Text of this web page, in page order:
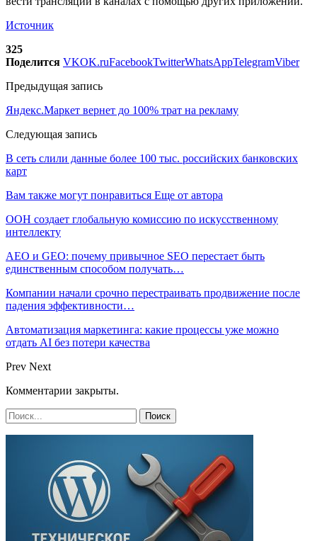
Источник
325
Поделится VKOK.ruFacebookTwitterWhatsAppTelegramViber
Предыдущая запись
Яндекс.Маркет вернет до 100% трат на рекламу
Следующая запись
В сеть слили данные более 100 тыс. российских банковских
карт
Вам также могут понравиться Еще от автора
ООН создает глобальную комиссию по искусственному
интеллекту
AEO и GEO: почему привычное SEO перестает быть
единственным способом получать…
Компании начали срочно перестраивать продвижение после
падения эффективности…
Автоматизация маркетинга: какие процессы уже можно
отдать AI без потери качества
Prev Next
Комментарии закрыты.